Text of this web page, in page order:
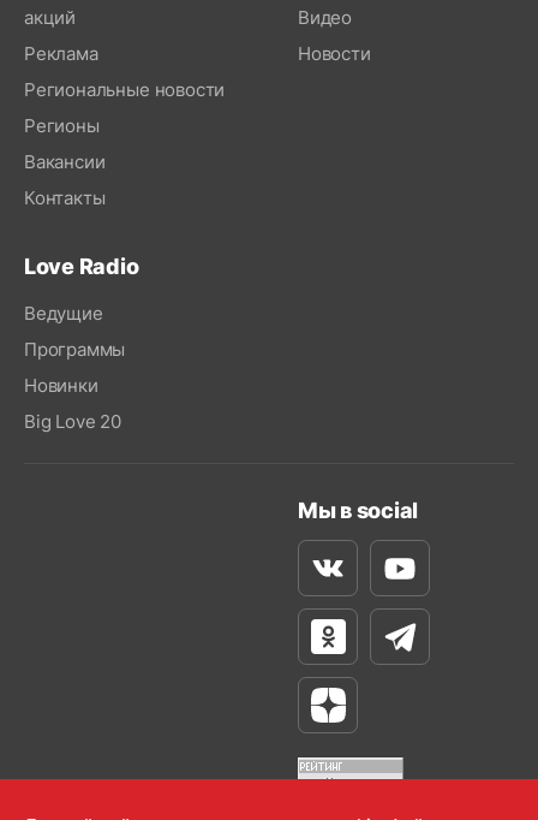
акций
Реклама
Региональные новости
Регионы
Вакансии
Контакты
Видео
Новости
Love Radio
Ведущие
Программы
Новинки
Big Love 20
Мы в social
ВконтактеYoutube
Одноклассники
Телеграм
Яндекс Дзен